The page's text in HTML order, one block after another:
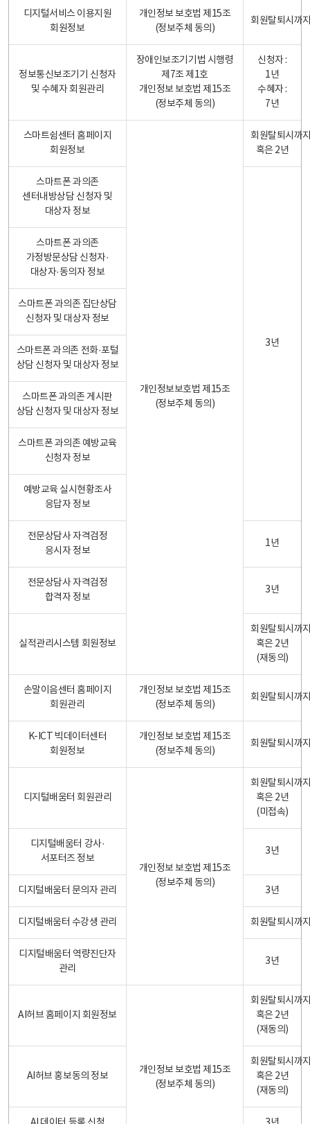
디지털서비스 이용지원
회원정보
개인정보 보호법 제15조
(정보주체 동의)
회원탈퇴시까
정보통신보조기기 신청자
및 수혜자 회원관리
장애인보조기기법 시행령
제7조 제1호
개인정보 보호법 제15조
(정보주체 동의)
신청자 :
1년
수혜자 :
7년
스마트쉼센터 홈페이지
회원정보
개인정보보호법 제15조
(정보주체 동의)
회원탈퇴시까
혹은 2년
스마트폰 과의존
센터내방상담 신청자 및
대상자 정보
3년
스마트폰 과의존
가정방문상담 신청자·
대상자·동의자 정보
스마트폰 과의존 집단상담
신청자 및 대상자 정보
스마트폰 과의존 전화·포털
상담 신청자 및 대상자 정보
스마트폰 과의존 게시판
상담 신청자 및 대상자 정보
스마트폰 과의존 예방교육
신청자 정보
예방교육 실시현황조사
응답자 정보
전문상담사 자격검정
응시자 정보
1년
전문상담사 자격검정
합격자 정보
3년
실적관리시스템 회원정보
회원탈퇴시까
혹은 2년
(재동의)
손말이음센터 홈페이지
회원관리
개인정보 보호법 제15조
(정보주체 동의)
회원탈퇴시까
K-ICT 빅데이터센터
회원정보
개인정보 보호법 제15조
(정보주체 동의)
회원탈퇴시까
디지털배움터 회원관리
개인정보 보호법 제15조
(정보주체 동의)
회원탈퇴시까
혹은 2년
(미접속)
디지털배움터 강사·
서포터즈 정보
3년
디지털배움터 문의자 관리 3년
디지털배움터 수강생 관리 회원탈퇴시까
디지털배움터 역량진단자
관리
3년
AI허브 홈페이지 회원정보
개인정보 보호법 제15조
(정보주체 동의)
회원탈퇴시까
혹은 2년
(재동의)
AI허브 홍보동의 정보
회원탈퇴시까
혹은 2년
(재동의)